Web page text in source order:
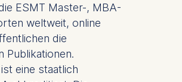
ESMT Master-, MBA-
weltweit, online
die
Publikationen.
eine staatlich